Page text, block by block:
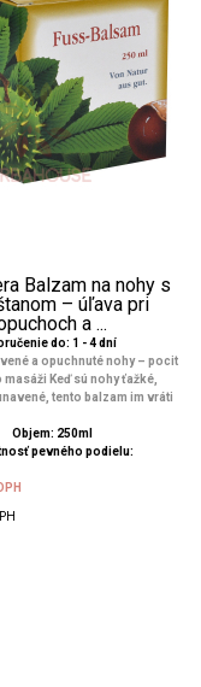
Balzam na nohy s
– úľava pri
a ...
do: 1 - 4 dní
a opuchnuté nohy – pocit
Keď sú nohy ťažké,
tento balzam im vráti
Objem: 250ml
pevného podielu: